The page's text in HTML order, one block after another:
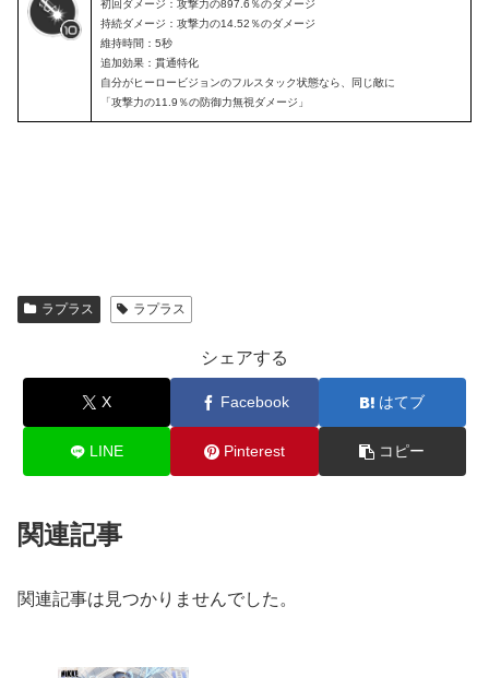
初回ダメージ：攻撃力の897.6％のダメージ
持続ダメージ：攻撃力の14.52％のダメージ
維持時間：5秒
追加効果：貫通特化
自分がヒーロービジョンのフルスタック状態なら、同じ敵に
「攻撃力の11.9％の防御力無視ダメージ」
ラプラス ラプラス
シェアする
X Facebook はてブ
LINE Pinterest コピー
関連記事
関連記事は見つかりませんでした。